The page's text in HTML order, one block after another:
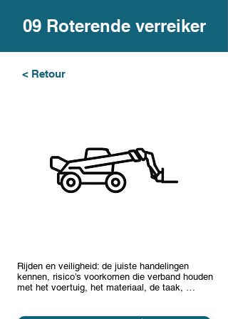
09 Roterende verreiker
< Retour
Rijden en veiligheid: de juiste handelingen
kennen, risico’s voorkomen die verband houden
met het voertuig, het materiaal, de taak, …